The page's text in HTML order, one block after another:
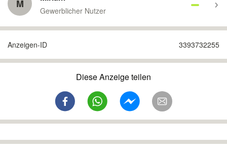
M
Gewerblicher Nutzer
Anzeigen-ID 3393732255
Diese Anzeige teilen